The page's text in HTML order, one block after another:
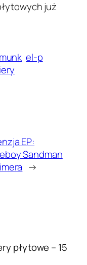
już
el-p
EP:
Sandman
→
płytowe – 15